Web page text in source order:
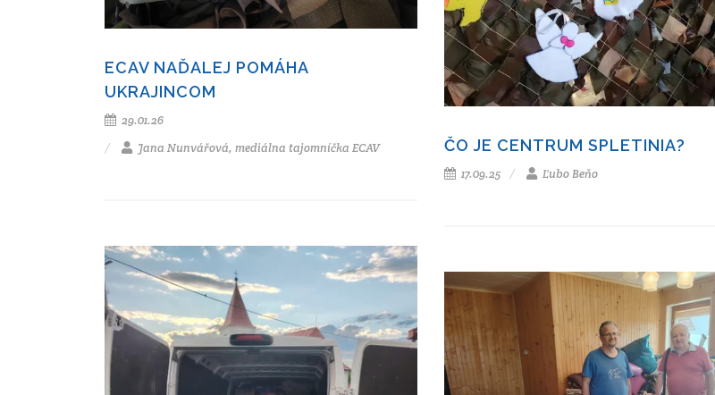
ECAV NAĎALEJ POMÁHA
UKRAJINCOM
29.01.26
Jana Nunvářová, mediálna tajomníčka ECAV
ČO JE CENTRUM SPLETINIA?
17.09.25 Ľubo Beňo